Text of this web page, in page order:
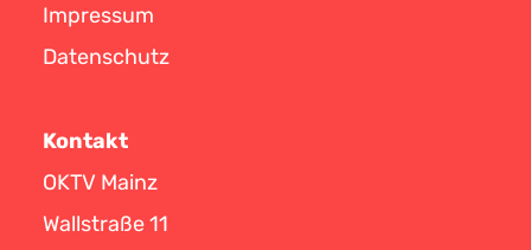
Impressum
Datenschutz
Kontakt
OKTV Mainz
Wallstraße 11